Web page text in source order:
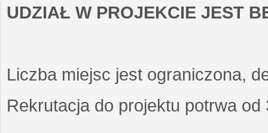
UDZIAŁ W PROJEKCIE JEST
Liczba miejsc jest ograniczona,
Rekrutacja do projektu potrwa